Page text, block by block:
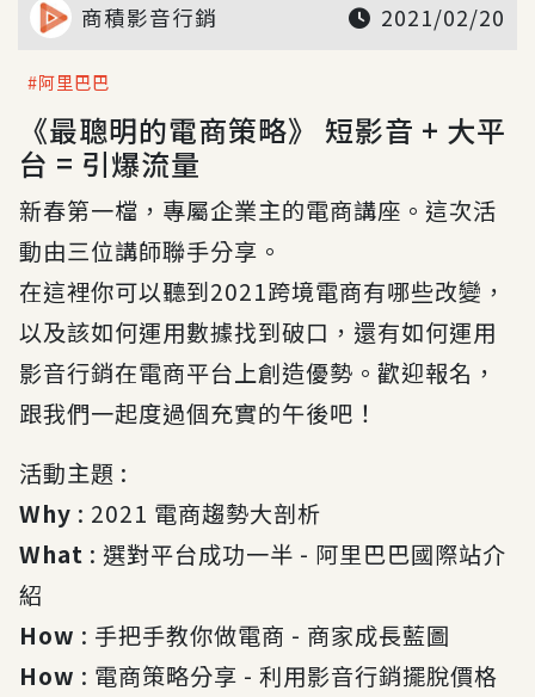
商積影音行銷 2021/02/20
阿里巴巴
《最聰明的電商策略》 短影音 + 大平
台 = 引爆流量
新春第一檔，專屬企業主的電商講座。這次活
動由三位講師聯手分享。
在這裡你可以聽到2021跨境電商有哪些改變，
以及該如何運用數據找到破口，還有如何運用
影音行銷在電商平台上創造優勢。歡迎報名，
跟我們一起度過個充實的午後吧！
活動主題 :
Why : 2021 電商趨勢大剖析
What : 選對平台成功一半 - 阿里巴巴國際站介
紹
How : 手把手教你做電商 - 商家成長藍圖
How : 電商策略分享 - 利用影音行銷擺脫價格